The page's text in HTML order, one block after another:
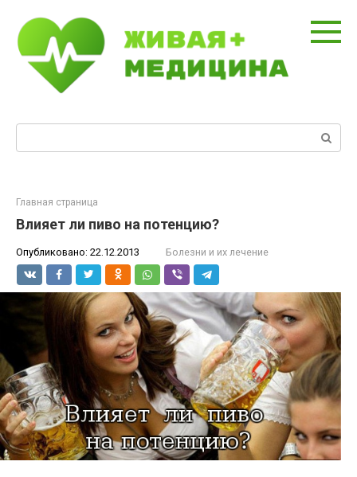
контенту
Главная страница
Влияет ли пиво на потенцию?
Опубликовано: 22.12.2013 Болезни и их лечение